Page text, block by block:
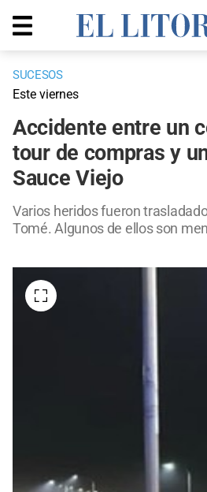
SUCESOS
Este viernes
Accidente entre un
tour de compras y
Sauce Viejo
Varios heridos fueron
Tomé. Algunos de ellos son